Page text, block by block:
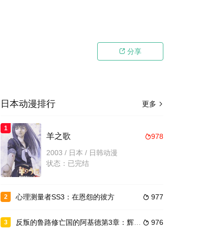
 分享
更多 
日本动漫排行
1
978
羊之歌
2003 / 日本 / 日韩动漫
状态：已完结
2  977
心理测量者SS3：在恩怨的彼方
3  976
反叛的鲁路修亡国的阿基德第3章：辉芒陨落